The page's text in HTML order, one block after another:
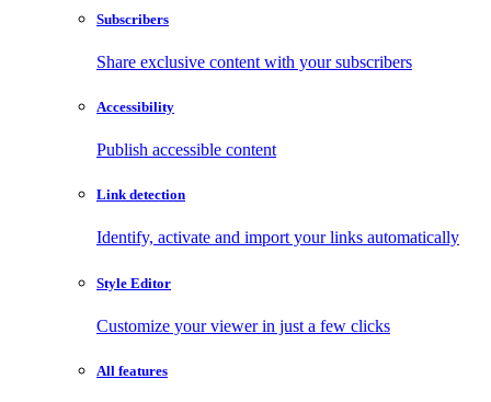
Subscribers
Share exclusive content with your subscribers
Accessibility
Publish accessible content
Link detection
Identify, activate and import your links automatically
Style Editor
Customize your viewer in just a few clicks
All features